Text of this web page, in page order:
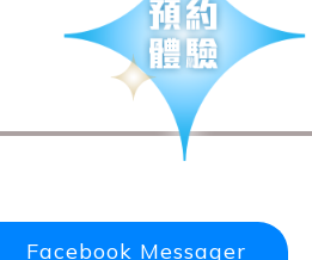
Facebook Messager